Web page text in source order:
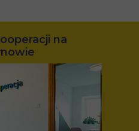
na